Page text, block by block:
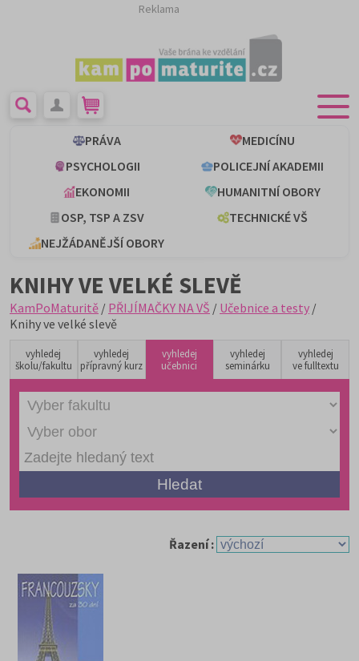
Reklama
PRÁVA
MEDICÍNU
PSYCHOLOGII
POLICEJNÍ AKADEMII
EKONOMII
HUMANITNÍ OBORY
OSP, TSP A ZSV
TECHNICKÉ VŠ
NEJŽÁDANĚJŠÍ OBORY
KNIHY VE VELKÉ SLEVĚ
KamPoMaturitě / PŘIJÍMAČKY NA VŠ / Učebnice a testy /
Knihy ve velké slevě
vyhledej
školu/fakultu
vyhledej
přípravný kurz
vyhledej
učebnici
vyhledej
seminárku
vyhledej
ve fulltextu
Řazení :